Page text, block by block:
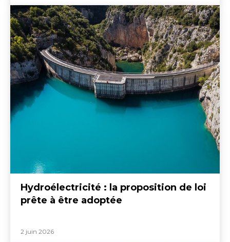
Hydroélectricité : la proposition de loi
prête à être adoptée
2 juin 2026